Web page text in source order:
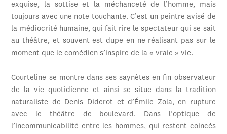
exquise, la sottise et la méchanceté de l’homme, mais
toujours avec une note touchante. C’est un peintre avisé de
la médiocrité humaine, qui fait rire le spectateur qui se sait
au théâtre, et souvent est dupe en ne réalisant pas sur le
moment que le comédien s’inspire de la « vraie » vie.
Courteline se montre dans ses saynètes en fin observateur
de la vie quotidienne et ainsi se situe dans la tradition
naturaliste de Denis Diderot et d’Émile Zola, en rupture
avec le théâtre de boulevard. Dans l’optique de
l’incommunicabilité entre les hommes, qui restent coincés